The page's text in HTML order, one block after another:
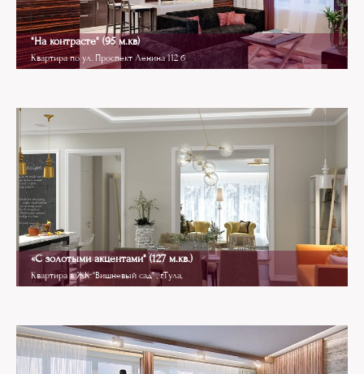
"На контрасте" (95 м.кв)
Квартира по ул. Проспект Ленина 112 б
Art Deko
«С золотыми акцентами" (127 м.кв.)
Квартира в ЖК "Вишневый сад" , г.Тула,
Contemporary